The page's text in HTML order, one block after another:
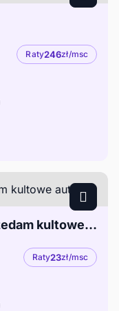
Raty246zł/msc
Mitsubishi Colt CJ0 1.3 sprzedam kultowe autko
Raty23zł/msc